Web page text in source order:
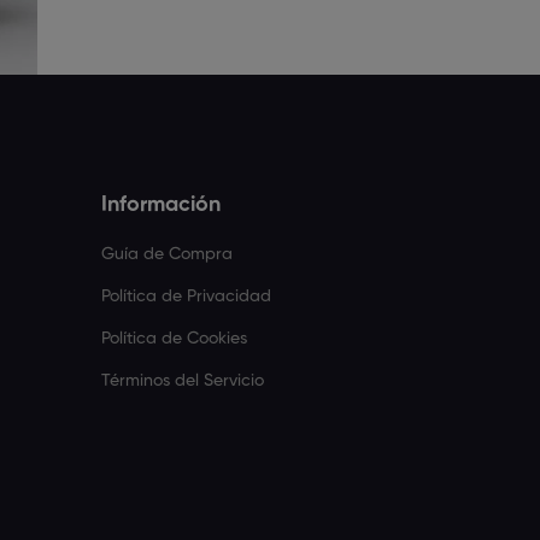
Información
Guía de Compra
Política de Privacidad
Política de Cookies
Términos del Servicio